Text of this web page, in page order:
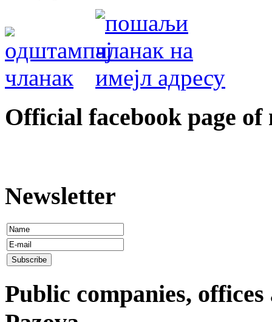
Оfficial facebook page
Newsletter
Public companies,